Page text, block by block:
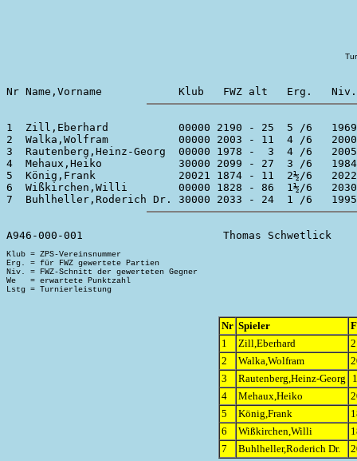
1  Zill,Eberhard           00000 2190 - 25  5 /6   1969
2  Walka,Wolfram           00000 2003 - 11  4 /6
3  Rautenberg,Heinz-Georg  00000 1978 -  3  4 /6
4  Mehaux,Heiko            30000 2099 - 27  3 /6
5  König,Frank             20021 1874 - 11  2½/6   2022
6  Wißkirchen,Willi        00000 1828 - 86  1½/6
Klub = ZPS-Vereinsnummer
Erg. = für FWZ gewertete Partien
Niv. = FWZ-Schnitt der gewerteten Gegner
We   = erwartete Punktzahl
Nr Spieler
1
Zill,Eberhard
2
Walka,Wolfram
3
Rautenberg,Heinz-Georg
4
Mehaux,Heiko
5
König,Frank
6
Wißkirchen,Willi
7
Buhlheller,Roderich Dr.